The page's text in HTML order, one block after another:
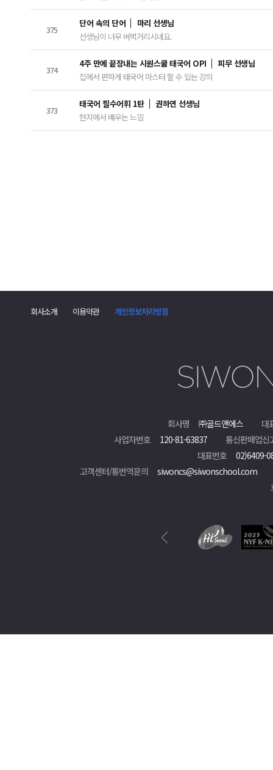
375
단어 속의 단어
마리 선생님
선생님이 너무 버벅거리시네요.
374
4주 만에 끝장내는 시원스쿨 태국어 OPI
피무 선생님
집에서 편하게 태국어 마스터 할 수 있는 강의
373
태국어 필수어휘 1탄
권하연 선생님
현지에서 배우는 느낌
회사소개 이용약관 개인정보처리방침
회사명 ㈜골드앤에스
대
사업자번호
120-81-63837
통신판매업신
대표번호
02)6409-
고객센터/통번역문의
siwoncs@siwonschool.com